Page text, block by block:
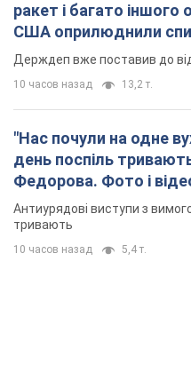
ракет і багато
США оприлюднили
Держдеп вже поставив до
10 часов назад 13,2 т.
"Нас почули на одне
день поспіль
Федорова. Фото і
Антиурядові виступи з
тривають
10 часов назад 5,4 т.